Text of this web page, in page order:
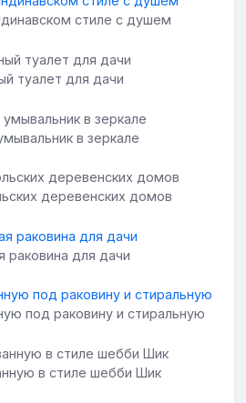
стиле с душем
туалет для дачи
в зеркале
деревенских домов
раковина для дачи
под раковину и стиральную
в стиле шебби Шик